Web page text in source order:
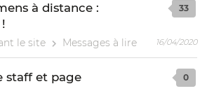
à distance :
le site Messages à lire
33
16/04/2020
staff et page
0